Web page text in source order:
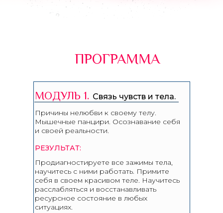
ПРОГРАММА
Связь чувств и тела.
МОДУЛЬ 1.
Причины нелюбви к своему телу.
Мышечные панцири. Осознавание себя
и своей реальности.
РЕЗУЛЬТАТ:
Продиагностируете все зажимы тела,
научитесь с ними работать. Примите
себя в своем красивом теле. Научитесь
расслабляться и восстанавливать
ресурсное состояние в любых
ситуациях.
Связь чувств и тела.